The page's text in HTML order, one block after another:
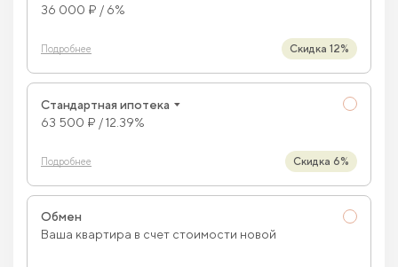
36 000 ₽ / 6%
Подробнее Скидка 12%
Стандартная ипотека
63 500 ₽ / 12.39%
Подробнее Скидка 6%
Обмен
Ваша квартира в счет стоимости новой